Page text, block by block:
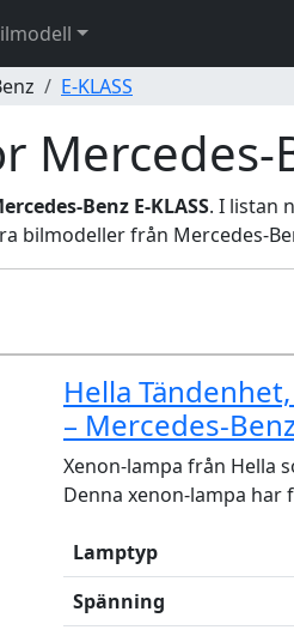
E-KLASS
Mercedes-
Benz E-KLASS. I listan
bilmodeller från Mercedes-
Hella
– Mercedes-Benz
Xenon-lampa från Hella
Denna xenon-lampa har
Lamptyp
Spänning